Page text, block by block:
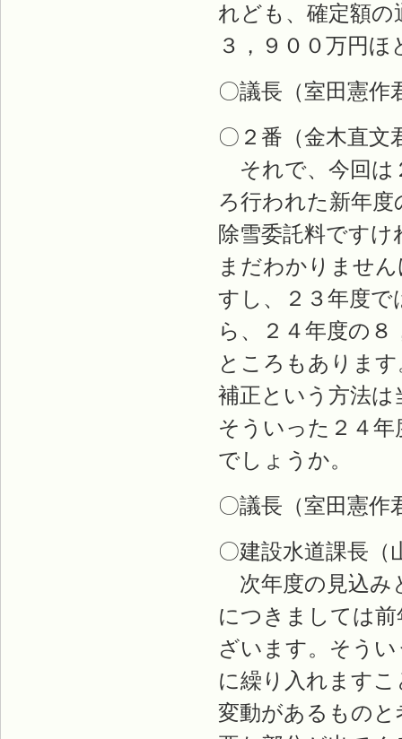
れども、確定額
３，９００万円
〇議長（室田憲
〇２番（金木直
それで、今回は
ろ行われた新年
除雪委託料です
まだわかりませ
すし、２３年度
ら、２４年度の
ところもありま
補正という方法
そういった２４
でしょうか。
〇議長（室田憲
〇建設水道課長
次年度の見込み
につきましては
ざいます。そう
に繰り入れます
変動があるもの